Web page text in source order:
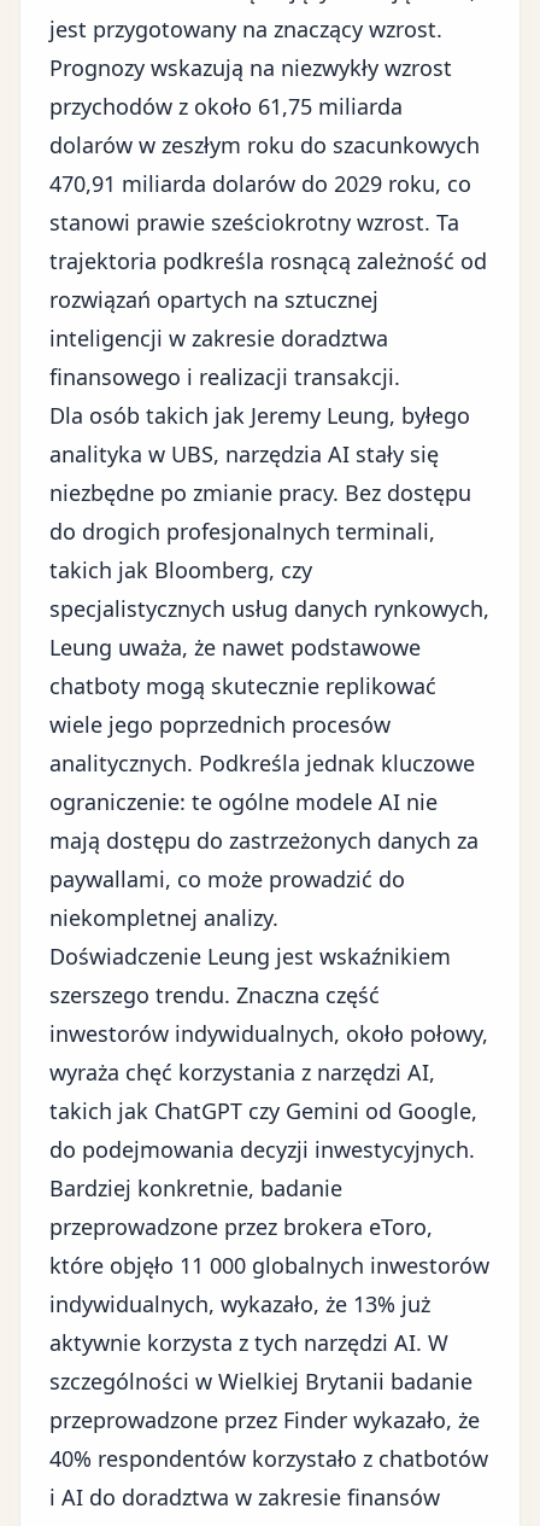
jest przygotowany na znaczący wzrost.
Prognozy wskazują na niezwykły wzrost
przychodów z około 61,75 miliarda
dolarów w zeszłym roku do szacunkowych
470,91 miliarda dolarów do 2029 roku, co
stanowi prawie sześciokrotny wzrost. Ta
trajektoria podkreśla rosnącą zależność od
rozwiązań opartych na sztucznej
inteligencji w zakresie doradztwa
finansowego i realizacji transakcji.
Dla osób takich jak Jeremy Leung, byłego
analityka w UBS, narzędzia AI stały się
niezbędne po zmianie pracy. Bez dostępu
do drogich profesjonalnych terminali,
takich jak Bloomberg, czy
specjalistycznych usług danych rynkowych,
Leung uważa, że nawet podstawowe
chatboty mogą skutecznie replikować
wiele jego poprzednich procesów
analitycznych. Podkreśla jednak kluczowe
ograniczenie: te ogólne modele AI nie
mają dostępu do zastrzeżonych danych za
paywallami, co może prowadzić do
niekompletnej analizy.
Doświadczenie Leung jest wskaźnikiem
szerszego trendu. Znaczna część
inwestorów indywidualnych, około połowy,
wyraża chęć korzystania z narzędzi AI,
takich jak ChatGPT czy Gemini od Google,
do podejmowania decyzji inwestycyjnych.
Bardziej konkretnie, badanie
przeprowadzone przez brokera eToro,
które objęło 11 000 globalnych inwestorów
indywidualnych, wykazało, że 13% już
aktywnie korzysta z tych narzędzi AI. W
szczególności w Wielkiej Brytanii badanie
przeprowadzone przez Finder wykazało, że
40% respondentów korzystało z chatbotów
i AI do doradztwa w zakresie finansów